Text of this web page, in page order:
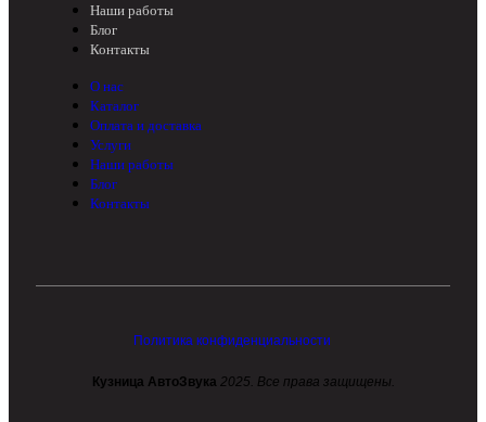
Наши работы
Блог
Контакты
О нас
Каталог
Оплата и доставка
Услуги
Наши работы
Блог
Контакты
Политика конфиденциальности
Кузница АвтоЗвука 2025. Все права защищены.